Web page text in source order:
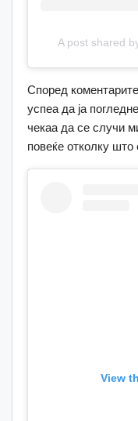
A post shared
Според
успеа да ја
чекаа да се случи
повеќе отколку што
View